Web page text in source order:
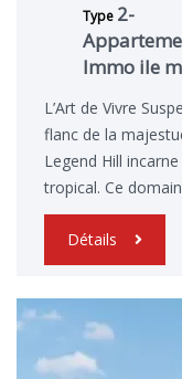
Type 2-
Immo ile
L’Art de Vivre
flanc de la
Legend Hill
tropical. Ce
Détails